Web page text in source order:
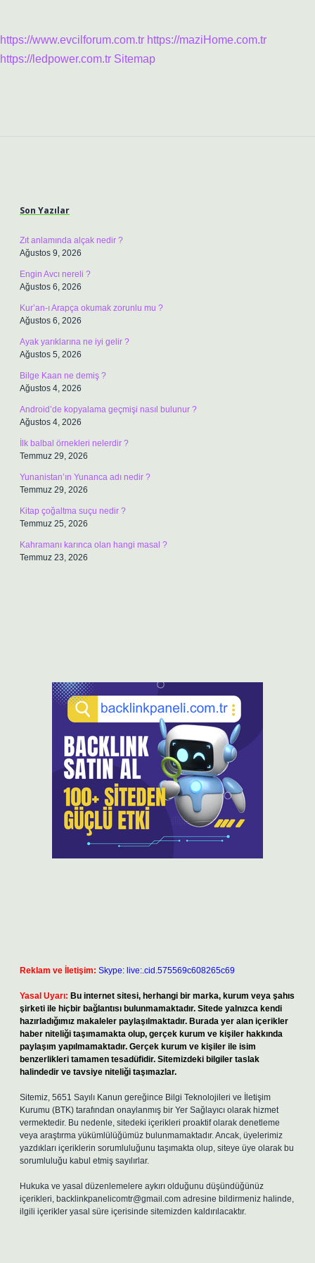
https://www.evcilforum.com.tr https://maziHome.com.tr
https://ledpower.com.tr Sitemap
Son Yazılar
Zıt anlamında alçak nedir ?
Ağustos 9, 2026
Engin Avcı nereli ?
Ağustos 6, 2026
Kur’an-ı Arapça okumak zorunlu mu ?
Ağustos 6, 2026
Ayak yarıklarına ne iyi gelir ?
Ağustos 5, 2026
Bilge Kaan ne demiş ?
Ağustos 4, 2026
Android’de kopyalama geçmişi nasıl bulunur ?
Ağustos 4, 2026
İlk balbal örnekleri nelerdir ?
Temmuz 29, 2026
Yunanistan’ın Yunanca adı nedir ?
Temmuz 29, 2026
Kitap çoğaltma suçu nedir ?
Temmuz 25, 2026
Kahramanı karınca olan hangi masal ?
Temmuz 23, 2026
Reklam ve İletişim: Skype: live:.cid.575569c608265c69
Yasal Uyarı: Bu internet sitesi, herhangi bir marka, kurum veya şahıs
şirketi ile hiçbir bağlantısı bulunmamaktadır. Sitede yalnızca kendi
hazırladığımız makaleler paylaşılmaktadır. Burada yer alan içerikler
haber niteliği taşımamakta olup, gerçek kurum ve kişiler hakkında
paylaşım yapılmamaktadır. Gerçek kurum ve kişiler ile isim
benzerlikleri tamamen tesadüfidir. Sitemizdeki bilgiler taslak
halindedir ve tavsiye niteliği taşımazlar.
Sitemiz, 5651 Sayılı Kanun gereğince Bilgi Teknolojileri ve İletişim
Kurumu (BTK) tarafından onaylanmış bir Yer Sağlayıcı olarak hizmet
vermektedir. Bu nedenle, sitedeki içerikleri proaktif olarak denetleme
veya araştırma yükümlülüğümüz bulunmamaktadır. Ancak, üyelerimiz
yazdıkları içeriklerin sorumluluğunu taşımakta olup, siteye üye olarak bu
sorumluluğu kabul etmiş sayılırlar.
Hukuka ve yasal düzenlemelere aykırı olduğunu düşündüğünüz
içerikleri, backlinkpanelicomtr@gmail.com adresine bildirmeniz halinde,
ilgili içerikler yasal süre içerisinde sitemizden kaldırılacaktır.